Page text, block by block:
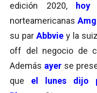
edición 2020,
hoy
norteamericanas
su par Abbvie y la
off del negocio de
Además ayer se
que el lunes dijo